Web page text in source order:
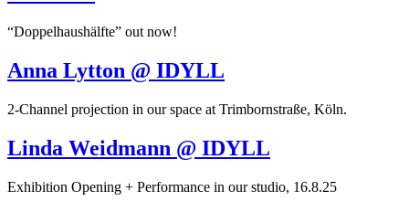
“Doppelhaushälfte” out now!
Anna Lytton @ IDYLL
2-Channel projection in our space at Trimbornstraße, Köln.
Linda Weidmann @ IDYLL
Exhibition Opening + Performance in our studio, 16.8.25